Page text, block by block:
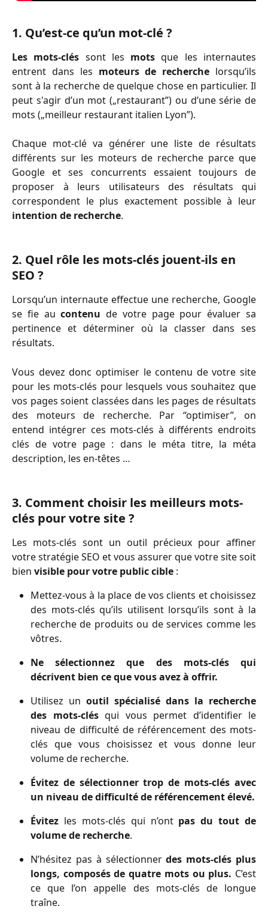
1. Qu’est-ce qu’un mot-clé ?
Les mots-clés sont les motsque les internautes
entrent dans les moteurs de recherche lorsqu’ils
sont à la recherche de quelque chose en particulier. Il
peut s'agir d’un mot („restaurant”) ou d’une série de
mots („meilleur restaurant italien Lyon”).
Chaque mot-clé va générer une liste de résultats
différents sur les moteurs de recherche parce que
Google et ses concurrents essaient toujours de
proposer à leurs utilisateurs des résultats qui
correspondent le plus exactement possible à leur
intention de recherche.
2. Quel rôle les mots-clés jouent-ils en
SEO ?
Lorsqu’un internaute effectue une recherche, Google
se fie aucontenude votre page pour évaluer sa
pertinence et déterminer où la classer dans ses
résultats.
Vous devez donc optimiser le contenu de votre site
pour les mots-clés pour lesquels vous souhaitez que
vos pages soient classées dans les pages de résultats
des moteurs de recherche. Par “optimiser”, on
entend intégrer ces mots-clés à différents endroits
clés de votre page : dans le méta titre, la méta
description, les en-têtes …
3. Comment choisir les meilleurs mots-
clés pour votre site ?
Les mots-clés sont un outil précieux pour affiner
votre stratégie SEO et vous assurer que votre site soit
bien visible pour votre public cible :
Mettez-vous à la place de vos clients et choisissez
des mots-clés qu’ils utilisent lorsqu’ils sont à la
recherche de produits ou de services comme les
vôtres.
Ne sélectionnez que des mots-clés qui
décrivent bien ce que vous avez à offrir.
Utilisez un outil spécialisé dans la recherche
des mots-clés qui vous permet d’identifier le
niveau de difficulté de référencement des mots-
clés que vous choisissez et vous donne leur
volume de recherche.
Évitez de sélectionner trop de mots-clés avec
un niveau de difficulté de référencement élevé.
Évitez les mots-clés qui n’ont pas du tout de
volume de recherche.
N’hésitez pas à sélectionnerdes mots-clés plus
longs, composés de quatre mots ou plus. C’est
ce que l’on appelle des mots-clés de longue
traîne.